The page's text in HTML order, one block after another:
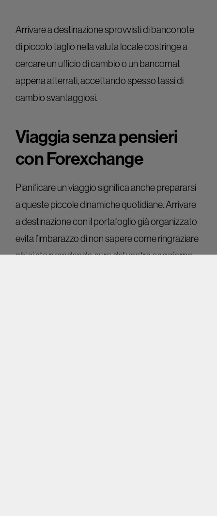
Arrivare a destinazione sprovvisti di banconote
di piccolo taglio nella valuta locale costringe a
cercare un ufficio di cambio o un bancomat
appena atterrati, accettando spesso tassi di
cambio svantaggiosi.
Viaggia senza pensieri
con Forexchange
Pianificare un viaggio significa anche prepararsi
a queste piccole dinamiche quotidiane. Arrivare
a destinazione con il portafoglio già organizzato
evita l’imbarazzo di non sapere come ringraziare
chi si sta prendendo cura del vostro soggiorno.